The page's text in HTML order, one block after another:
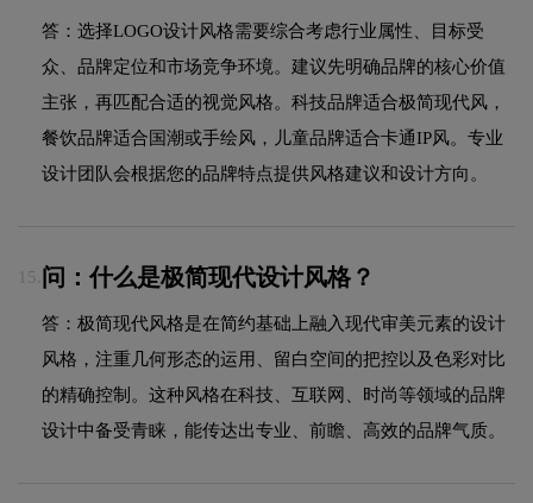
答：选择LOGO设计风格需要综合考虑行业属性、目标受
众、品牌定位和市场竞争环境。建议先明确品牌的核心价值
主张，再匹配合适的视觉风格。科技品牌适合极简现代风，
餐饮品牌适合国潮或手绘风，儿童品牌适合卡通IP风。专业
设计团队会根据您的品牌特点提供风格建议和设计方向。
15. 问：什么是极简现代设计风格？
答：极简现代风格是在简约基础上融入现代审美元素的设计
风格，注重几何形态的运用、留白空间的把控以及色彩对比
的精确控制。这种风格在科技、互联网、时尚等领域的品牌
设计中备受青睐，能传达出专业、前瞻、高效的品牌气质。